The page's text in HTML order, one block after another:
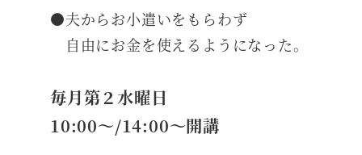
●夫からお小遣いをもらわず
自由にお金を使えるようになった。
毎月第２水曜日
10:00～/14:00～開講